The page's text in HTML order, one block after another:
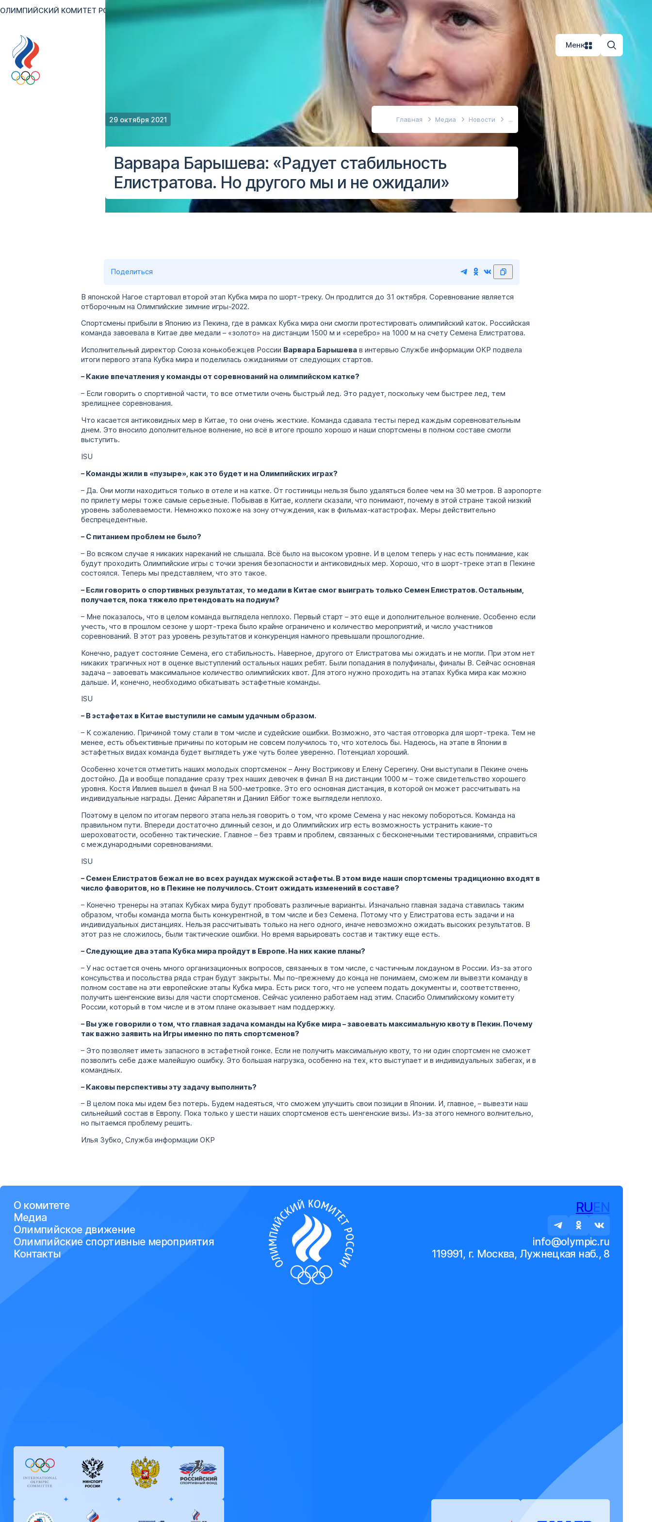
ОЛИМПИЙСКИЙ КОМИТЕТ РОССИИ Версия для слабовидящих
Меню
29 октября 2021 Главная Медиа Новости
Варвара Барышева: «Радует стабильность
Елистратова. Но другого мы и не ожидали»
Поделиться
В японской Нагое стартовал второй этап Кубка мира по шорт-треку. Он продлится до 31 октября. Соревнование является
отборочным на Олимпийские зимние игры-2022.
Спортсмены прибыли в Японию из Пекина, где в рамках Кубка мира они смогли протестировать олимпийский каток. Российская
команда завоевала в Китае две медали – «золото» на дистанции 1500 м и «серебро» на 1000 м на счету Семена Елистратова.
Исполнительный директор Союза конькобежцев России Варвара Барышева в интервью Службе информации ОКР подвела
итоги первого этапа Кубка мира и поделилась ожиданиями от следующих стартов.
– Какие впечатления у команды от соревнований на олимпийском катке?
– Если говорить о спортивной части, то все отметили очень быстрый лед. Это радует, поскольку чем быстрее лед, тем
зрелищнее соревнования.
Что касается антиковидных мер в Китае, то они очень жесткие. Команда сдавала тесты перед каждым соревновательным
днем. Это вносило дополнительное волнение, но всё в итоге прошло хорошо и наши спортсмены в полном составе смогли
выступить.
ISU
– Команды жили в «пузыре», как это будет и на Олимпийских играх?
– Да. Они могли находиться только в отеле и на катке. От гостиницы нельзя было удаляться более чем на 30 метров. В аэропорте
по прилету меры тоже самые серьезные. Побывав в Китае, коллеги сказали, что понимают, почему в этой стране такой низкий
уровень заболеваемости. Немножко похоже на зону отчуждения, как в фильмах-катастрофах. Меры действительно
беспрецедентные.
– С питанием проблем не было?
– Во всяком случае я никаких нареканий не слышала. Всё было на высоком уровне. И в целом теперь у нас есть понимание, как
будут проходить Олимпийские игры с точки зрения безопасности и антиковидных мер. Хорошо, что в шорт-треке этап в Пекине
состоялся. Теперь мы представляем, что это такое.
– Если говорить о спортивных результатах, то медали в Китае смог выиграть только Семен Елистратов. Остальным,
получается, пока тяжело претендовать на подиум?
– Мне показалось, что в целом команда выглядела неплохо. Первый старт – это еще и дополнительное волнение. Особенно если
учесть, что в прошлом сезоне у шорт-трека было крайне ограничено и количество мероприятий, и число участников
соревнований. В этот раз уровень результатов и конкуренция намного превышали прошлогодние.
Конечно, радует состояние Семена, его стабильность. Наверное, другого от Елистратова мы ожидать и не могли. При этом нет
никаких трагичных нот в оценке выступлений остальных наших ребят. Были попадания в полуфиналы, финалы В. Сейчас основная
задача – завоевать максимальное количество олимпийских квот. Для этого нужно проходить на этапах Кубка мира как можно
дальше. И, конечно, необходимо обкатывать эстафетные команды.
ISU
– В эстафетах в Китае выступили не самым удачным образом.
– К сожалению. Причиной тому стали в том числе и судейские ошибки. Возможно, это частая отговорка для шорт-трека. Тем не
менее, есть объективные причины по которым не совсем получилось то, что хотелось бы. Надеюсь, на этапе в Японии в
эстафетных видах команда будет выглядеть уже чуть более уверенно. Потенциал хороший.
Особенно хочется отметить наших молодых спортсменок – Анну Вострикову и Елену Серегину. Они выступали в Пекине очень
достойно. Да и вообще попадание сразу трех наших девочек в финал В на дистанции 1000 м – тоже свидетельство хорошего
уровня. Костя Ивлиев вышел в финал В на 500-метровке. Это его основная дистанция, в которой он может рассчитывать на
индивидуальные награды. Денис Айрапетян и Даниил Ейбог тоже выглядели неплохо.
Поэтому в целом по итогам первого этапа нельзя говорить о том, что кроме Семена у нас некому побороться. Команда на
правильном пути. Впереди достаточно длинный сезон, и до Олимпийских игр есть возможность устранить какие-то
шероховатости, особенно тактические. Главное – без травм и проблем, связанных с бесконечными тестированиями, справиться
с международными соревнованиями.
ISU
– Семен Елистратов бежал не во всех раундах мужской эстафеты. В этом виде наши спортсмены традиционно входят в
число фаворитов, но в Пекине не получилось. Стоит ожидать изменений в составе?
– Конечно тренеры на этапах Кубках мира будут пробовать различные варианты. Изначально главная задача ставилась таким
образом, чтобы команда могла быть конкурентной, в том числе и без Семена. Потому что у Елистратова есть задачи и на
индивидуальных дистанциях. Нельзя рассчитывать только на него одного, иначе невозможно ожидать высоких результатов. В
этот раз не сложилось, были тактические ошибки. Но время варьировать состав и тактику еще есть.
– Следующие два этапа Кубка мира пройдут в Европе. На них какие планы?
– У нас остается очень много организационных вопросов, связанных в том числе, с частичным локдауном в России. Из-за этого
консульства и посольства ряда стран будут закрыты. Мы по-прежнему до конца не понимаем, сможем ли вывезти команду в
полном составе на эти европейские этапы Кубка мира. Есть риск того, что не успеем подать документы и, соответственно,
получить шенгенские визы для части спортсменов. Сейчас усиленно работаем над этим. Спасибо Олимпийскому комитету
России, который в том числе и в этом плане оказывает нам поддержку.
– Вы уже говорили о том, что главная задача команды на Кубке мира – завоевать максимальную квоту в Пекин. Почему
так важно заявить на Игры именно по пять спортсменов?
– Это позволяет иметь запасного в эстафетной гонке. Если не получить максимальную квоту, то ни один спортсмен не сможет
позволить себе даже малейшую ошибку. Это большая нагрузка, особенно на тех, кто выступает и в индивидуальных забегах, и в
командных.
– Каковы перспективы эту задачу выполнить?
– В целом пока мы идем без потерь. Будем надеяться, что сможем улучшить свои позиции в Японии. И, главное, – вывезти наш
сильнейший состав в Европу. Пока только у шести наших спортсменов есть шенгенские визы. Из-за этого немного волнительно,
но пытаемся проблему решить.
Илья Зубко, Служба информации ОКР
О комитете
Медиа
Олимпийское движение
Олимпийские спортивные мероприятия
Контакты
RUEN
info@olympic.ru
119991, г. Москва, Лужнецкая наб., 8